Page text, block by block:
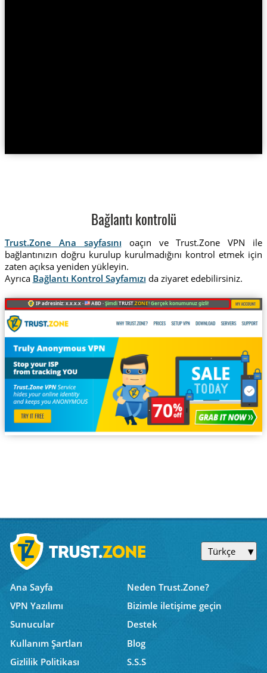
Bağlantı kontrolü
Trust.Zone Ana sayfasını oaçın ve Trust.Zone VPN ile
bağlantınızın doğru kurulup kurulmadığını kontrol etmek için
zaten açıksa yeniden yükleyin.
Ayrıca Bağlantı Kontrol Sayfamızı da ziyaret edebilirsiniz.
IP adresiniz: x.x.x.x · ABD ·ŞimdiTRUST.ZONE! Gerçek konumunuz gizli!
Türkçe
Ana Sayfa
Neden Trust.Zone?
VPN Yazılımı
Bizimle iletişime geçin
Sunucular
Destek
Kullanım Şartları
Blog
Gizlilik Politikası
S.S.S